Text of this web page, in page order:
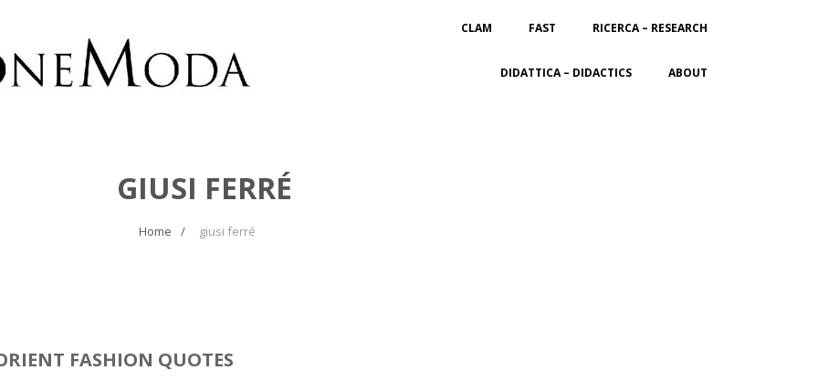
CLAM FAST RICERCA – RESEARCH
DIDATTICA – DIDACTICS ABOUT
GIUSI FERRÉ
Home giusi ferré
FASHION QUOTES